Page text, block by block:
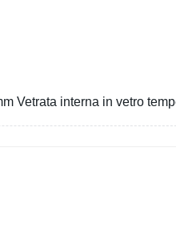
Vetrata interna in vetro